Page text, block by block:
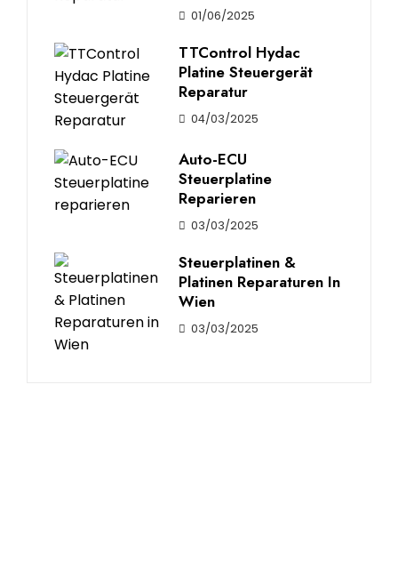
01/06/2025
TTControl Hydac
Platine Steuergerät
Reparatur
04/03/2025
Auto-ECU
Steuerplatine
Reparieren
03/03/2025
Steuerplatinen &
Platinen Reparaturen In
Wien
03/03/2025